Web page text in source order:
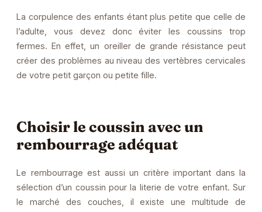
La corpulence des enfants étant plus petite que celle de
l’adulte, vous devez donc éviter les coussins trop
fermes. En effet, un oreiller de grande résistance peut
créer des problèmes au niveau des vertèbres cervicales
de votre petit garçon ou petite fille.
Choisir le coussin avec un
rembourrage adéquat
Le rembourrage est aussi un critère important dans la
sélection d’un coussin pour la literie de votre enfant. Sur
le marché des couches, il existe une multitude de